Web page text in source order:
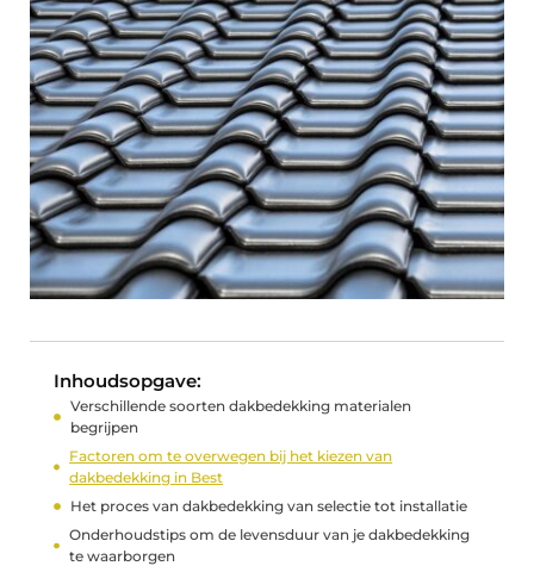
Inhoudsopgave:
Verschillende soorten dakbedekking materialen
begrijpen
Factoren om te overwegen bij het kiezen van
dakbedekking in Best
Het proces van dakbedekking van selectie tot installatie
Onderhoudstips om de levensduur van je dakbedekking
te waarborgen